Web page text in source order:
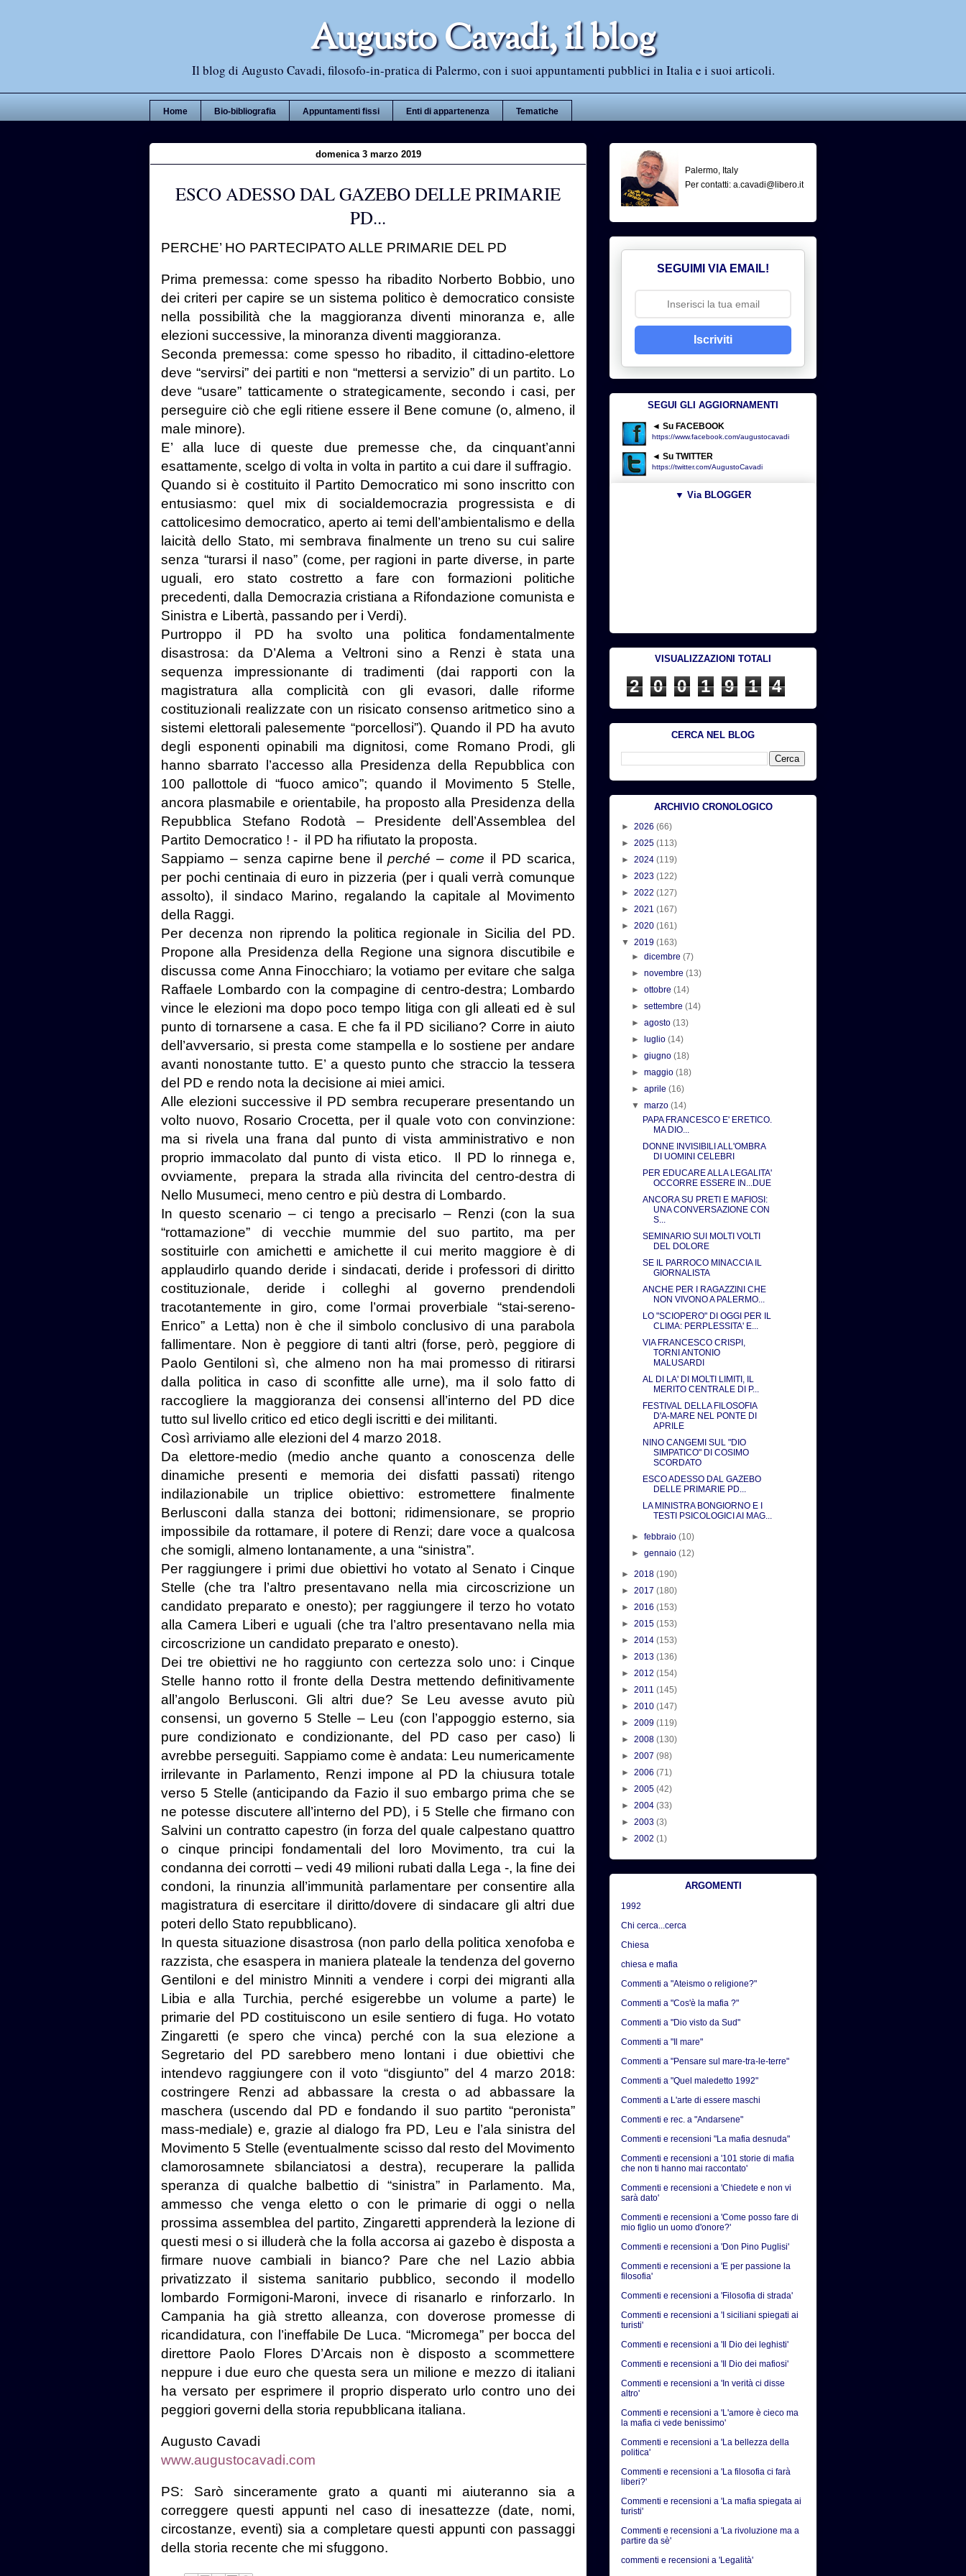
Augusto Cavadi, il blog
Il blog di Augusto Cavadi, filosofo-in-pratica di Palermo, con i suoi appuntamenti pubblici in Italia e i suoi articoli.
Home Bio-bibliografia Appuntamenti fissi Enti di appartenenza Tematiche
domenica 3 marzo 2019
ESCO ADESSO DAL GAZEBO DELLE PRIMARIE
PD...
PERCHE’ HO PARTECIPATO ALLE PRIMARIE DEL PD
Prima premessa: come spesso ha ribadito Norberto Bobbio, uno
dei criteri per capire se un sistema politico è democratico consiste
nella possibilità che la maggioranza diventi minoranza e, alle
elezioni successive, la minoranza diventi maggioranza.
Seconda premessa: come spesso ho ribadito, il cittadino-elettore
deve “servirsi” dei partiti e non “mettersi a servizio” di un partito. Lo
deve “usare” tatticamente o strategicamente, secondo i casi, per
perseguire ciò che egli ritiene essere il Bene comune (o, almeno, il
male minore).
E’ alla luce di queste due premesse che, da cinquant’anni
esattamente, scelgo di volta in volta in partito a cui dare il suffragio.
Quando si è costituito il Partito Democratico mi sono inscritto con
entusiasmo: quel mix di socialdemocrazia progressista e di
cattolicesimo democratico, aperto ai temi dell’ambientalismo e della
laicità dello Stato, mi sembrava finalmente un treno su cui salire
senza “turarsi il naso” (come, per ragioni in parte diverse, in parte
uguali, ero stato costretto a fare con formazioni politiche
precedenti, dalla Democrazia cristiana a Rifondazione comunista e
Sinistra e Libertà, passando per i Verdi).
Purtroppo il PD ha svolto una politica fondamentalmente
disastrosa: da D’Alema a Veltroni sino a Renzi è stata una
sequenza impressionante di tradimenti (dai rapporti con la
magistratura alla complicità con gli evasori, dalle riforme
costituzionali realizzate con un risicato consenso aritmetico sino a
sistemi elettorali palesemente “porcellosi”). Quando il PD ha avuto
degli esponenti opinabili ma dignitosi, come Romano Prodi, gli
hanno sbarrato l’accesso alla Presidenza della Repubblica con
100 pallottole di “fuoco amico”; quando il Movimento 5 Stelle,
ancora plasmabile e orientabile, ha proposto alla Presidenza della
Repubblica Stefano Rodotà – Presidente dell’Assemblea del
Partito Democratico ! - il PD ha rifiutato la proposta.
Sappiamo – senza capirne bene ilperché–come il PD scarica,
per pochi centinaia di euro in pizzeria (per i quali verrà comunque
assolto), il sindaco Marino, regalando la capitale al Movimento
della Raggi.
Per decenza non riprendo la politica regionale in Sicilia del PD.
Propone alla Presidenza della Regione una signora discutibile e
discussa come Anna Finocchiaro; la votiamo per evitare che salga
Raffaele Lombardo con la compagine di centro-destra; Lombardo
vince le elezioni ma dopo poco tempo litiga con gli alleati ed è sul
punto di tornarsene a casa. E che fa il PD siciliano? Corre in aiuto
dell’avversario, si presta come stampella e lo sostiene per andare
avanti nonostante tutto. E’ a questo punto che straccio la tessera
del PD e rendo nota la decisione ai miei amici.
Alle elezioni successive il PD sembra recuperare presentando un
volto nuovo, Rosario Crocetta, per il quale voto con convinzione:
ma si rivela una frana dal punto di vista amministrativo e non
proprio immacolato dal punto di vista etico. Il PD lo rinnega e,
ovviamente, prepara la strada alla rivincita del centro-destra di
Nello Musumeci, meno centro e più destra di Lombardo.
In questo scenario – ci tengo a precisarlo – Renzi (con la sua
“rottamazione” di vecchie mummie del suo partito, ma per
sostituirle con amichetti e amichette il cui merito maggiore è di
applaudirlo quando deride i sindacati, deride i professori di diritto
costituzionale, deride i colleghi al governo prendendoli
tracotantemente in giro, come l’ormai proverbiale “stai-sereno-
Enrico” a Letta) non è che il simbolo conclusivo di una parabola
fallimentare. Non è peggiore di tanti altri (forse, però, peggiore di
Paolo Gentiloni sì, che almeno non ha mai promesso di ritirarsi
dalla politica in caso di sconfitte alle urne), ma il solo fatto di
raccogliere la maggioranza dei consensi all’interno del PD dice
tutto sul livello critico ed etico degli iscritti e dei militanti.
Così arriviamo alle elezioni del 4 marzo 2018.
Da elettore-medio (medio anche quanto a conoscenza delle
dinamiche presenti e memoria dei disfatti passati) ritengo
indilazionabile un triplice obiettivo: estromettere finalmente
Berlusconi dalla stanza dei bottoni; ridimensionare, se proprio
impossibile da rottamare, il potere di Renzi; dare voce a qualcosa
che somigli, almeno lontanamente, a una “sinistra”.
Per raggiungere i primi due obiettivi ho votato al Senato i Cinque
Stelle (che tra l’altro presentavano nella mia circoscrizione un
candidato preparato e onesto); per raggiungere il terzo ho votato
alla Camera Liberi e uguali (che tra l’altro presentavano nella mia
circoscrizione un candidato preparato e onesto).
Dei tre obiettivi ne ho raggiunto con certezza solo uno: i Cinque
Stelle hanno rotto il fronte della Destra mettendo definitivamente
all’angolo Berlusconi. Gli altri due? Se Leu avesse avuto più
consensi, un governo 5 Stelle – Leu (con l’appoggio esterno, sia
pure condizionato e condizionante, del PD caso per caso) li
avrebbe perseguiti. Sappiamo come è andata: Leu numericamente
irrilevante in Parlamento, Renzi impone al PD la chiusura totale
verso 5 Stelle (anticipando da Fazio il suo embargo prima che se
ne potesse discutere all’interno del PD), i 5 Stelle che firmano con
Salvini un contratto capestro (in forza del quale calpestano quattro
o cinque principi fondamentali del loro Movimento, tra cui la
condanna dei corrotti – vedi 49 milioni rubati dalla Lega -, la fine dei
condoni, la rinunzia all’immunità parlamentare per consentire alla
magistratura di esercitare il diritto/dovere di sindacare gli altri due
poteri dello Stato repubblicano).
In questa situazione disastrosa (non parlo della politica xenofoba e
razzista, che esaspera in maniera plateale la tendenza del governo
Gentiloni e del ministro Minniti a vendere i corpi dei migranti alla
Libia e alla Turchia, perché esigerebbe un volume a parte) le
primarie del PD costituiscono un esile sentiero di fuga. Ho votato
Zingaretti (e spero che vinca) perché con la sua elezione a
Segretario del PD sarebbero meno lontani i due obiettivi che
intendevo raggiungere con il voto “disgiunto” del 4 marzo 2018:
costringere Renzi ad abbassare la cresta o ad abbassare la
maschera (uscendo dal PD e fondando il suo partito “peronista”
mass-mediale) e, grazie al dialogo fra PD, Leu e l’ala sinistra del
Movimento 5 Stelle (eventualmente scisso dal resto del Movimento
clamorosamnete sbilanciatosi a destra), recuperare la pallida
speranza di qualche balbettio di “sinistra” in Parlamento. Ma,
ammesso che venga eletto o con le primarie di oggi o nella
prossima assemblea del partito, Zingaretti apprenderà la lezione di
questi mesi o si illuderà che la folla accorsa ai gazebo è disposta a
firmare nuove cambiali in bianco? Pare che nel Lazio abbia
privatizzato il sistema sanitario pubblico, secondo il modello
lombardo Formigoni-Maroni, invece di risanarlo e rinforzarlo. In
Campania ha già stretto alleanza, con doverose promesse di
ricandidatura, con l’ineffabile De Luca. “Micromega” per bocca del
direttore Paolo Flores D’Arcais non è disposto a scommettere
neppure i due euro che questa sera un milione e mezzo di italiani
ha versato per esprimere il proprio disperato urlo contro uno dei
peggiori governi della storia repubblicana italiana.
Augusto Cavadi
www.augustocavadi.com
PS: Sarò sinceramente grato a quanti mi aiuteranno sia a
correggere questi appunti nel caso di inesattezze (date, nomi,
circostanze, eventi) sia a completare questi appunti con passaggi
della storia recente che mi sfuggono.
Palermo, Italy
Per contatti: a.cavadi@libero.it
SEGUIMI VIA EMAIL!
Iscriviti
SEGUI GLI AGGIORNAMENTI
◄ Su FACEBOOK
https://www.facebook.com/augustocavadi
◄ Su TWITTER
https://twitter.com/AugustoCavadi
▼ Via BLOGGER
VISUALIZZAZIONI TOTALI
2 0 0 1 9 1 4
CERCA NEL BLOG
ARCHIVIO CRONOLOGICO
► 2026 (66)
► 2025 (113)
► 2024 (119)
► 2023 (122)
► 2022 (127)
► 2021 (167)
► 2020 (161)
▼ 2019 (163)
►dicembre(7)
►novembre(13)
►ottobre(14)
►settembre(14)
►agosto(13)
►
luglio(14)
►giugno(18)
►maggio(18)
►aprile(16)
▼marzo(14)
PAPA FRANCESCO E' ERETICO.
MA DIO...
DONNE INVISIBILI ALL'OMBRA
DI UOMINI CELEBRI
PER EDUCARE ALLA LEGALITA'
OCCORRE ESSERE IN...DUE
ANCORA SU PRETI E MAFIOSI:
UNA CONVERSAZIONE CON
S...
SEMINARIO SUI MOLTI VOLTI
DEL DOLORE
SE IL PARROCO MINACCIA IL
GIORNALISTA
ANCHE PER I RAGAZZINI CHE
NON VIVONO A PALERMO...
LO "SCIOPERO" DI OGGI PER IL
CLIMA: PERPLESSITA' E...
VIA FRANCESCO CRISPI,
TORNI ANTONIO
MALUSARDI
AL DI LA' DI MOLTI LIMITI, IL
MERITO CENTRALE DI P...
FESTIVAL DELLA FILOSOFIA
D'A-MARE NEL PONTE DI
APRILE
NINO CANGEMI SUL "DIO
SIMPATICO" DI COSIMO
SCORDATO
ESCO ADESSO DAL GAZEBO
DELLE PRIMARIE PD...
LA MINISTRA BONGIORNO E I
TESTI PSICOLOGICI AI MAG...
►febbraio(10)
►gennaio(12)
► 2018 (190)
► 2017 (180)
► 2016 (153)
► 2015 (153)
► 2014 (153)
► 2013 (136)
► 2012 (154)
► 2011 (145)
► 2010 (147)
► 2009 (119)
► 2008 (130)
► 2007 (98)
► 2006 (71)
► 2005 (42)
► 2004 (33)
► 2003 (3)
► 2002 (1)
ARGOMENTI
1992
Chi cerca...cerca
Chiesa
chiesa e mafia
Commenti a "Ateismo o religione?"
Commenti a "Cos'è la mafia ?"
Commenti a "Dio visto da Sud"
Commenti a "Il mare"
Commenti a "Pensare sul mare-tra-le-terre"
Commenti a "Quel maledetto 1992"
Commenti a L'arte di essere maschi
Commenti e rec. a "Andarsene"
Commenti e recensioni "La mafia desnuda"
Commenti e recensioni a '101 storie di mafia
che non ti hanno mai raccontato'
Commenti e recensioni a 'Chiedete e non vi
sarà dato'
Commenti e recensioni a 'Come posso fare di
mio figlio un uomo d'onore?'
Commenti e recensioni a 'Don Pino Puglisi'
Commenti e recensioni a 'E per passione la
filosofia'
Commenti e recensioni a 'Filosofia di strada'
Commenti e recensioni a 'I siciliani spiegati ai
turisti'
Commenti e recensioni a 'Il Dio dei leghisti'
Commenti e recensioni a 'Il Dio dei mafiosi'
Commenti e recensioni a 'In verità ci disse
altro'
Commenti e recensioni a 'L'amore è cieco ma
la mafia ci vede benissimo'
Commenti e recensioni a 'La bellezza della
politica'
Commenti e recensioni a 'La filosofia ci farà
liberi?'
Commenti e recensioni a 'La mafia spiegata ai
turisti'
Commenti e recensioni a 'La rivoluzione ma a
partire da sè'
commenti e recensioni a 'Legalità'